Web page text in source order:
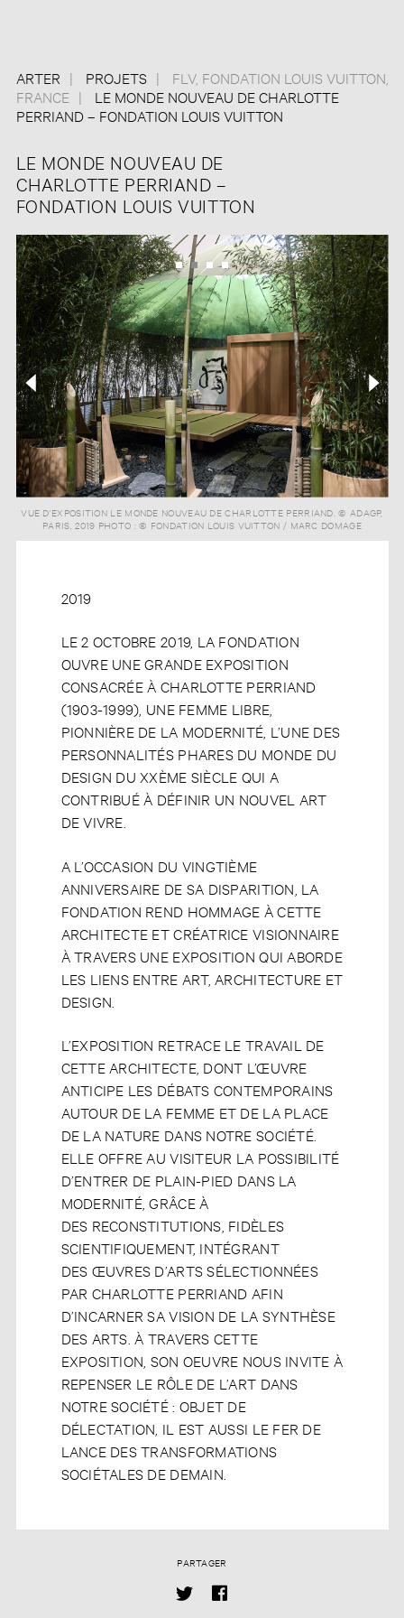
ARTER PROJETS FLV, FONDATION LOUIS VUITTON
FRANCE
LE MONDE NOUVEAU DE CHARLOTTE
PERRIAND – FONDATION LOUIS VUITTON
LE MONDE NOUVEAU DE
CHARLOTTE PERRIAND –
FONDATION LOUIS VUITTON
VUE D'EXPOSITION LE MONDE NOUVEAU DE CHARLOTTE PERRIAND. © ADAGP,
PARIS, 2019 PHOTO : © FONDATION LOUIS VUITTON / MARC DOMAGE
2019
LE 2 OCTOBRE 2019, LA FONDATION
OUVRE UNE GRANDE EXPOSITION
CONSACRÉE À CHARLOTTE PERRIAND
(1903-1999), UNE FEMME LIBRE,
PIONNIÈRE DE LA MODERNITÉ, L’UNE DES
PERSONNALITÉS PHARES DU MONDE DU
DESIGN DU XXÈME SIÈCLE QUI A
CONTRIBUÉ À DÉFINIR UN NOUVEL ART
DE VIVRE.
A L’OCCASION DU VINGTIÈME
ANNIVERSAIRE DE SA DISPARITION, LA
FONDATION REND HOMMAGE À CETTE
ARCHITECTE ET CRÉATRICE VISIONNAIRE
À TRAVERS UNE EXPOSITION QUI ABORDE
LES LIENS ENTRE ART, ARCHITECTURE ET
DESIGN.
L’EXPOSITION RETRACE LE TRAVAIL DE
CETTE ARCHITECTE, DONT L’ŒUVRE
ANTICIPE LES DÉBATS CONTEMPORAINS
AUTOUR DE LA FEMME ET DE LA PLACE
DE LA NATURE DANS NOTRE SOCIÉTÉ.
ELLE OFFRE AU VISITEUR LA POSSIBILITÉ
D’ENTRER DE PLAIN-PIED DANS LA
MODERNITÉ, GRÂCE À
DES RECONSTITUTIONS, FIDÈLES
SCIENTIFIQUEMENT, INTÉGRANT
DES ŒUVRES D’ARTS SÉLECTIONNÉES
PAR CHARLOTTE PERRIAND AFIN
D’INCARNER SA VISION DE LA SYNTHÈSE
DES ARTS. À TRAVERS CETTE
EXPOSITION, SON OEUVRE NOUS INVITE À
REPENSER LE RÔLE DE L’ART DANS
NOTRE SOCIÉTÉ : OBJET DE
DÉLECTATION, IL EST AUSSI LE FER DE
LANCE DES TRANSFORMATIONS
SOCIÉTALES DE DEMAIN.
PARTAGER